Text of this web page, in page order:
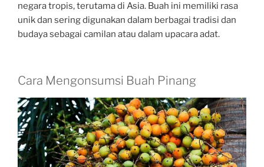
negara tropis, terutama di Asia. Buah ini memiliki rasa
unik dan sering digunakan dalam berbagai tradisi dan
budaya sebagai camilan atau dalam upacara adat.
Cara Mengonsumsi Buah Pinang